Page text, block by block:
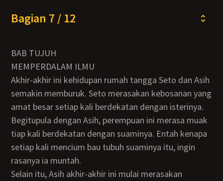
Bagian 7 / 12
BAB TUJUH
MEMPERDALAM ILMU
Akhir-akhir ini kehidupan rumah tangga Seto dan Asih
semakin memburuk. Seto merasakan kebosanan yang
amat besar setiap kali berdekatan dengan isterinya.
Begitupula dengan Asih, perempuan ini merasa muak
tiap kali berdekatan dengan suaminya. Entah kenapa
setiap kali mencium bau tubuh suaminya itu, ingin
rasanya ia muntah.
Selain itu, Asih akhir-akhir ini mulai merasakan